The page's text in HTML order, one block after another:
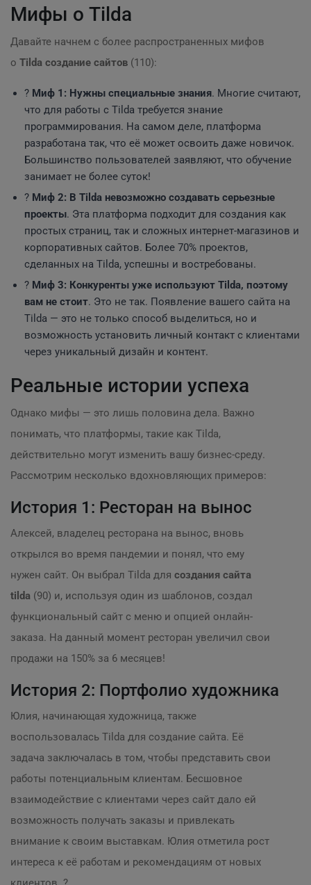
Мифы о Tilda
Давайте начнем с более распространенных мифов
о Tilda создание сайтов (110):
? Миф 1: Нужны специальные знания. Многие считают,
что для работы с Tilda требуется знание
программирования. На самом деле, платформа
разработана так, что её может освоить даже новичок.
Большинство пользователей заявляют, что обучение
занимает не более суток!
? Миф 2: В Tilda невозможно создавать серьезные
проекты. Эта платформа подходит для создания как
простых страниц, так и сложных интернет-магазинов и
корпоративных сайтов. Более 70% проектов,
сделанных на Tilda, успешны и востребованы.
? Миф 3: Конкуренты уже используют Tilda, поэтому
вам не стоит. Это не так. Появление вашего сайта на
Tilda — это не только способ выделиться, но и
возможность установить личный контакт с клиентами
через уникальный дизайн и контент.
Реальные истории успеха
Однако мифы — это лишь половина дела. Важно
понимать, что платформы, такие как Tilda,
действительно могут изменить вашу бизнес-среду.
Рассмотрим несколько вдохновляющих примеров:
История 1: Ресторан на вынос
Алексей, владелец ресторана на вынос, вновь
открылся во время пандемии и понял, что ему
нужен сайт. Он выбрал Tilda для создания сайта
tilda (90) и, используя один из шаблонов, создал
функциональный сайт с меню и опцией онлайн-
заказа. На данный момент ресторан увеличил свои
продажи на 150% за 6 месяцев!
История 2: Портфолио художника
Юлия, начинающая художница, также
воспользовалась Tilda для создание сайта. Её
задача заключалась в том, чтобы представить свои
работы потенциальным клиентам. Бесшовное
взаимодействие с клиентами через сайт дало ей
возможность получать заказы и привлекать
внимание к своим выставкам. Юлия отметила рост
интереса к её работам и рекомендациям от новых